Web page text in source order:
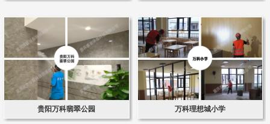
贵阳万科翡翠公园 万科理想城小学